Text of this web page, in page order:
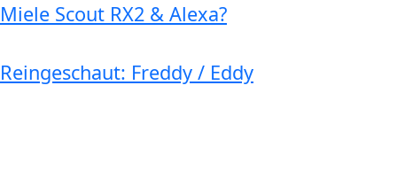
Miele Scout RX2 & Alexa?
Reingeschaut: Freddy / Eddy